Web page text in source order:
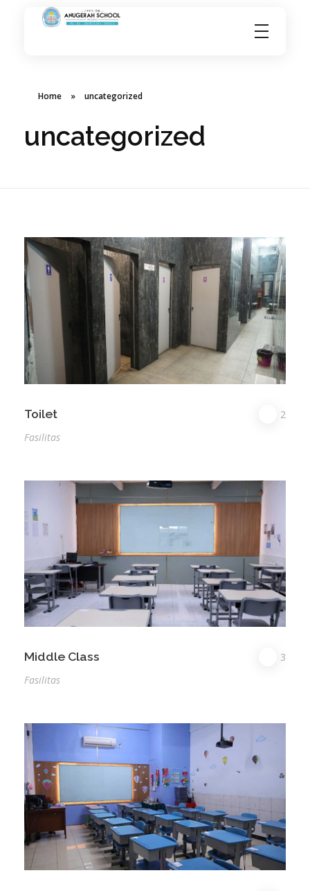
Home » uncategorized
uncategorized
Toilet
2
Fasilitas
Middle Class
3
Fasilitas